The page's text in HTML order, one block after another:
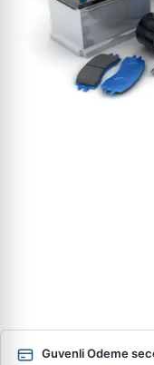
Guvenli Odeme